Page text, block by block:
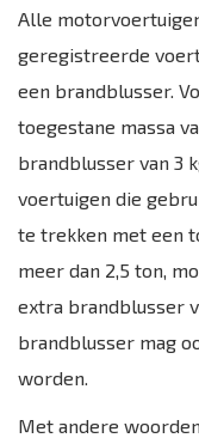
Alle
geregistreerde
een brandblusser.
toegestane massa
brandblusser van 3
voertuigen die
te trekken met een
meer dan 2,5 ton,
extra brandblusser
brandblusser mag
worden.
Met andere